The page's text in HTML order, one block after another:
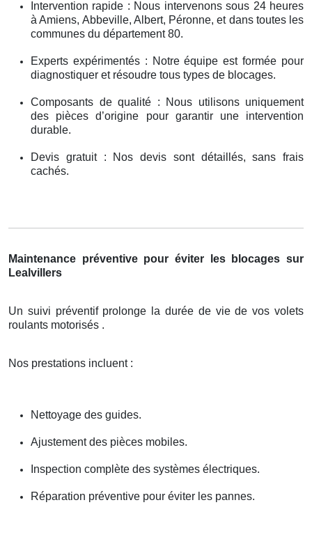
Intervention rapide : Nous intervenons sous 24 heures
à Amiens, Abbeville, Albert, Péronne, et dans toutes les
communes du département 80.
Experts expérimentés : Notre équipe est formée pour
diagnostiquer et résoudre tous types de blocages.
Composants de qualité : Nous utilisons uniquement
des pièces d’origine pour garantir une intervention
durable.
Devis gratuit : Nos devis sont détaillés, sans frais
cachés.
Maintenance préventive pour éviter les blocages sur
Lealvillers
Un suivi préventif prolonge la durée de vie de vos volets
roulants motorisés .
Nos prestations incluent :
Nettoyage des guides.
Ajustement des pièces mobiles.
Inspection complète des systèmes électriques.
Réparation préventive pour éviter les pannes.